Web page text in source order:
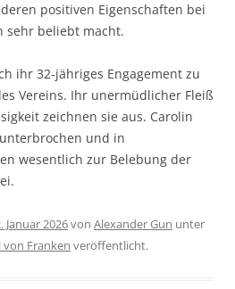
positiven Eigenschaften bei
sehr beliebt macht.
ihr 32-jähriges Engagement zu
Vereins. Ihr unermüdlicher Fleiß
zeichnen sie aus. Carolin
und in
wesentlich zur Belebung der
Januar 2026von Alexander Gun unter
von Franken veröffentlicht.